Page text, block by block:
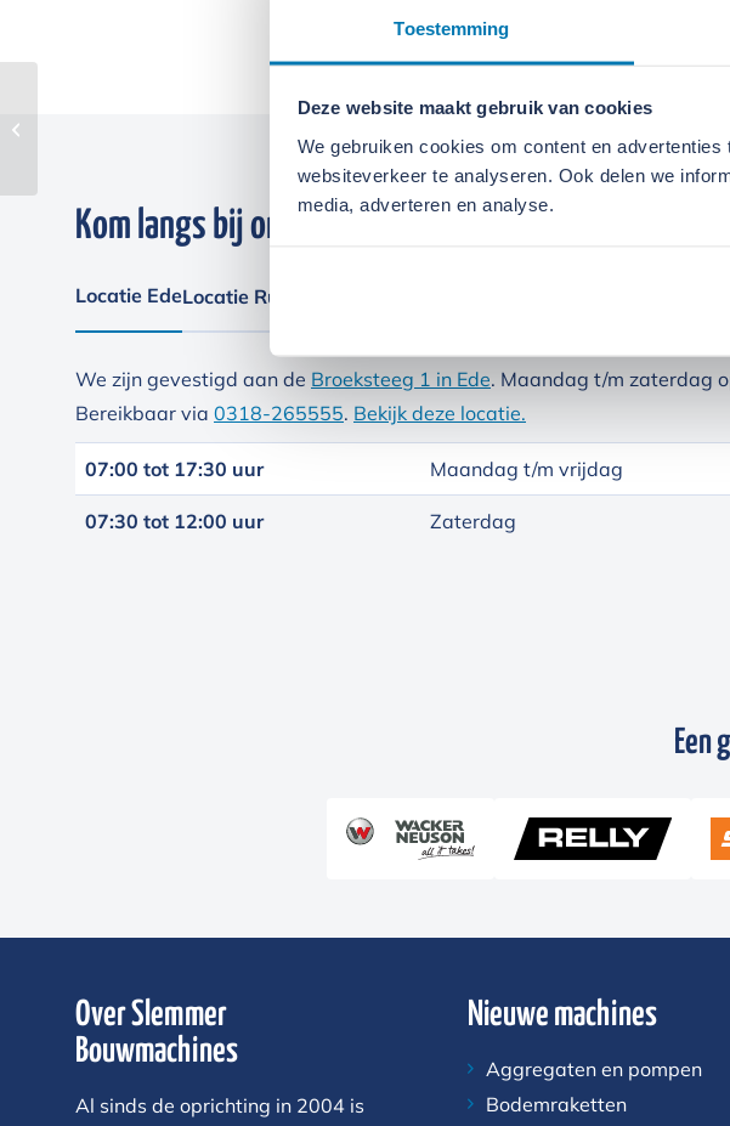
Toestemming
Deze website maakt gebruik van cookies
We gebruiken cookies om content en
websiteverkeer te analyseren. Ook delen we
media, adverteren en analyse.
Kom langs bij onze locaties
Locatie EdeLocatie Ruinerwold
We zijn gevestigd aan de Broeksteeg 1 in Ede. Maandag t/m zaterdag
Bereikbaar via 0318-265555. Bekijk deze locatie.
07:00 tot 17:30 uur Maandag t/m vrijdag
07:30 tot 12:00 uur Zaterdag
Een
Over Slemmer
Bouwmachines
Al sinds de oprichting in 2004 is
Nieuwe machines
Aggregaten en pompen
Bodemraketten